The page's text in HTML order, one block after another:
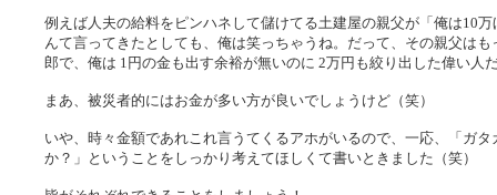
例えば人夫の給料をピンハネして儲けてる土建屋の親父が「俺は10
んて言ってきたとしても、俺は笑っちゃうね。だって、その親父は
郎で、俺は 1円の金も出す余裕が無いのに 2万円も絞り出した偉い人
まあ、被災者的にはお金が多い方が良いでしょうけど（笑）
いや、時々金額であれこれ言うてくるアホがいるので、一応、「ガ
か？」ということをしっかり考えてほしくて書いときました（笑）